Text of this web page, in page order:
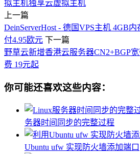
拟主机独享云虚拟主机
上一篇
DeinServerHost - 德国VPS主机 4GB
付4.95欧元 下一篇
野草云新增香港云服务器CN2+BGP
费 19元起
你可能还喜欢这些内容：
务器时间同步的完整过程
Ubuntu ufw 实现防火墙添加端口